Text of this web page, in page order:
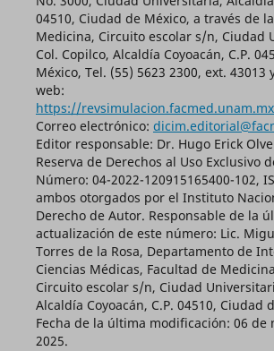
04510, Ciudad de México, a través de
Medicina, Circuito escolar s/n, Ciudad
Col. Copilco, Alcaldía Coyoacán, C.P.
México, Tel. (55) 5623 2300, ext. 43013
web:
https://
Correo electrónico:
Editor responsable: Dr. Hugo Erick
Reserva de Derechos al Uso Exclusivo
Número: 04-2022-120915165400-102,
ambos otorgados por el Instituto
Derecho de Autor. Responsable de la
actualización de este número: Lic.
Torres de la Rosa, Departamento de
Ciencias Médicas, Facultad de
Circuito escolar s/n, Ciudad
Alcaldía Coyoacán, C.P. 04510, Ciudad
Fecha de la última modificación: 06 de
2025.